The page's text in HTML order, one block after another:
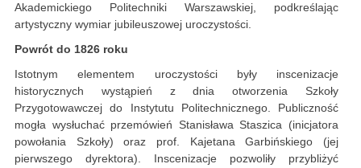
Akademickiego Politechniki Warszawskiej, podkreślając
artystyczny wymiar jubileuszowej uroczystości.
Powrót do 1826 roku
Istotnym elementem uroczystości były inscenizacje
historycznych wystąpień z dnia otworzenia Szkoły
Przygotowawczej do Instytutu Politechnicznego. Publiczność
mogła wysłuchać przemówień Stanisława Staszica (inicjatora
powołania Szkoły) oraz prof. Kajetana Garbińskiego (jej
pierwszego dyrektora). Inscenizacje pozwoliły przybliżyć